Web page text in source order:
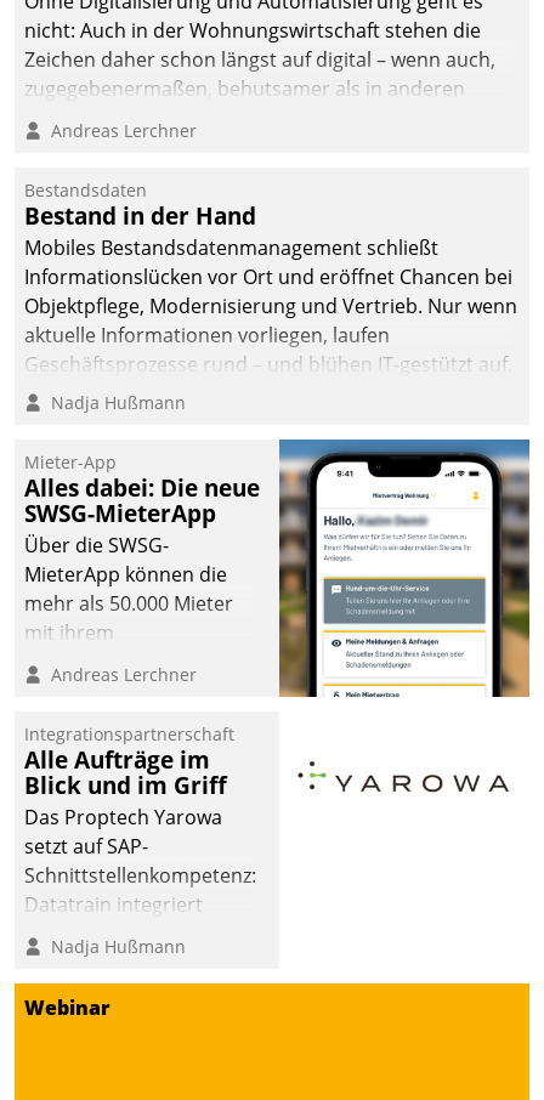
nicht: Auch in der Wohnungswirtschaft stehen die
Zeichen daher schon längst auf digital – wenn auch,
zugegebenermaßen, behutsamer als in anderen
Branchen.
Andreas Lerchner
Bestandsdaten
Bestand in der Hand
Mobiles Bestandsdatenmanagement schließt
Informationslücken vor Ort und eröffnet Chancen bei
Objektpflege, Modernisierung und Vertrieb. Nur wenn
aktuelle Informationen vorliegen, laufen
Geschäftsprozesse rund – und blühen IT-gestützt auf.
Nadja Hußmann
Mieter-App
Alles dabei: Die neue
SWSG-MieterApp
Über die SWSG-
MieterApp können die
mehr als 50.000 Mieter
mit ihrem
Wohnungsunternehmen
kommunizieren, auf dem
einsehen und ändern
oder
Schadensmeldungen
abgeben – rund um die
Uhr.
Andreas Lerchner
Integrationspartnerschaft
Alle Aufträge im
Blick und im Griff
Das Proptech Yarowa
setzt auf SAP-
Schnittstellenkompetenz:
Datatrain integriert
Yarowas Portal zur
Vergabe und Verwaltung
von Aufträgen der
operativen
Nadja Hußmann
Webinar